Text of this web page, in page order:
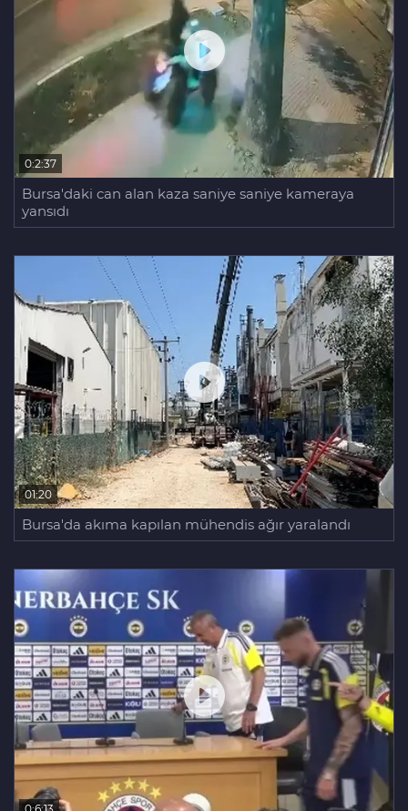
0:2:37
Bursa'daki can alan kaza saniye saniye kameraya
yansıdı
01:20
Bursa'da akıma kapılan mühendis ağır yaralandı